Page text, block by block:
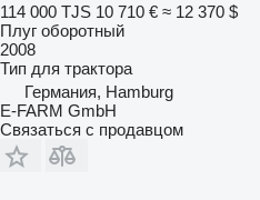
114 000 TJS 10 710 € ≈ 12 370 $
Плуг оборотный
2008
Тип для трактора
Германия, Hamburg
E-FARM GmbH
Связаться с продавцом